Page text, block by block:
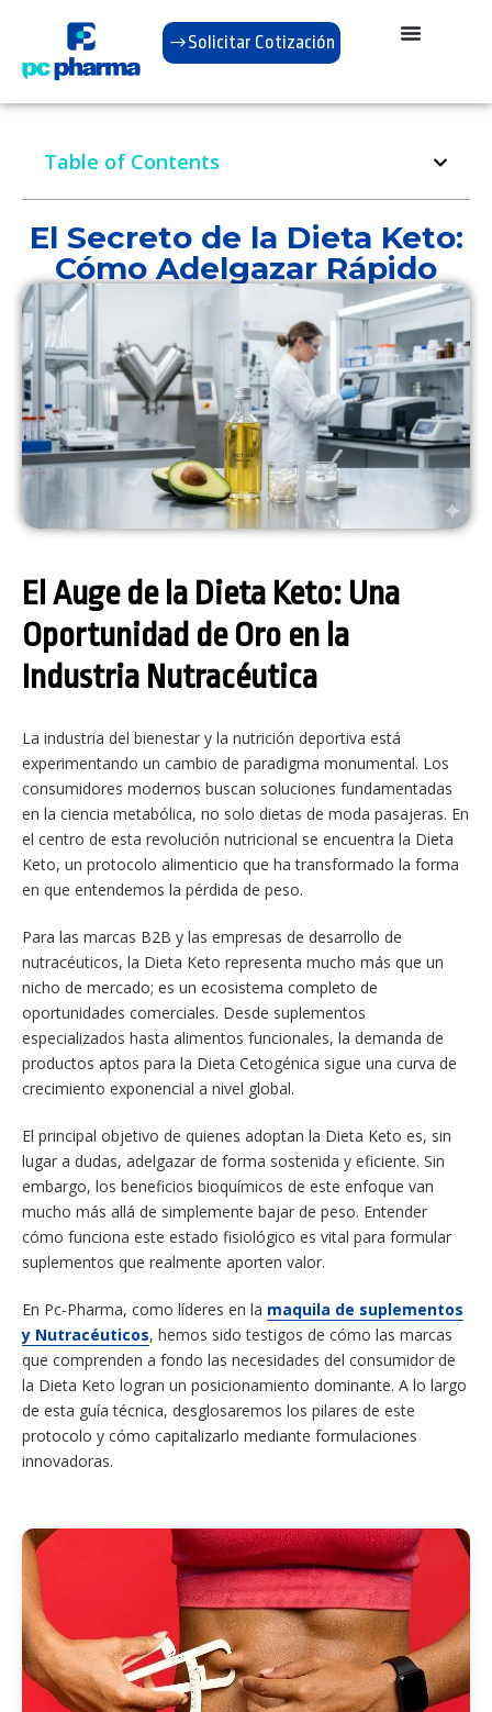
Solicitar Cotización
Table of Contents
El Secreto de la Dieta Keto:
Cómo Adelgazar Rápido
El Auge de la Dieta Keto: Una
Oportunidad de Oro en la
Industria Nutracéutica
La industria del bienestar y la nutrición deportiva está
experimentando un cambio de paradigma monumental. Los
consumidores modernos buscan soluciones fundamentadas
en la ciencia metabólica, no solo dietas de moda pasajeras. En
el centro de esta revolución nutricional se encuentra la Dieta
Keto, un protocolo alimenticio que ha transformado la forma
en que entendemos la pérdida de peso.
Para las marcas B2B y las empresas de desarrollo de
nutracéuticos, la Dieta Keto representa mucho más que un
nicho de mercado; es un ecosistema completo de
oportunidades comerciales. Desde suplementos
especializados hasta alimentos funcionales, la demanda de
productos aptos para la Dieta Cetogénica sigue una curva de
crecimiento exponencial a nivel global.
El principal objetivo de quienes adoptan la Dieta Keto es, sin
lugar a dudas, adelgazar de forma sostenida y eficiente. Sin
embargo, los beneficios bioquímicos de este enfoque van
mucho más allá de simplemente bajar de peso. Entender
cómo funciona este estado fisiológico es vital para formular
suplementos que realmente aporten valor.
En Pc-Pharma, como líderes en la maquila de suplementos
y Nutracéuticos, hemos sido testigos de cómo las marcas
que comprenden a fondo las necesidades del consumidor de
la Dieta Keto logran un posicionamiento dominante. A lo largo
de esta guía técnica, desglosaremos los pilares de este
protocolo y cómo capitalizarlo mediante formulaciones
innovadoras.